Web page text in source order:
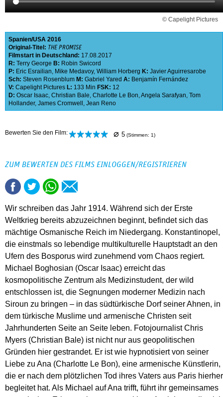
© Capelight Pictures
Spanien USA 2016
Original-Titel: THE PROMISE
Filmstart in Deutschland: 17.08.2017
R: Terry George B: Robin Swicord
P: Eric Esrailian, Mike Medavoy, William Horberg K: Javier Aguirresarobe
Sch: Steven Rosenblum M: Gabriel Yared A: Benjamín Fernández
V: Capelight Pictures L: 133 Min FSK: 12
D: Oscar Isaac, Christian Bale, Charlotte Le Bon,Angela Sarafyan, Tom
Hollander, James Cromwell , Jean Reno
Bewerten Sie den Film: ⌀ 5 (Stimmen: 1)
ZUM BEWERTEN DES FILMS EINLOGGEN/REGISTRIEREN
Wir schreiben das Jahr 1914. Während sich der Erste
Weltkrieg bereits abzuzeichnen beginnt, befindet sich das
mächtige Osmanische Reich im Niedergang. Konstantinopel,
die einstmals so lebendige multikulturelle Hauptstadt an den
Ufern des Bosporus wird zunehmend vom Chaos regiert.
Michael Boghosian (Oscar Isaac) erreicht das
kosmopolitische Zentrum als Medizinstudent, der wild
entschlossen ist, die Segnungen moderner Medizin nach
Siroun zu bringen – in das südtürkische Dorf seiner Ahnen, in
dem türkische Muslime und armenische Christen seit
Jahrhunderten Seite an Seite leben. Fotojournalist Chris
Myers (Christian Bale) ist nicht nur aus geopolitischen
Gründen hier gestrandet. Er ist wie hypnotisiert von seiner
Liebe zu Ana (Charlotte Le Bon), eine armenische Künstlerin,
die er nach dem plötzlichen Tod ihres Vaters aus Paris hierher
begleitet hat. Als Michael auf Ana trifft, führt ihr gemeinsames